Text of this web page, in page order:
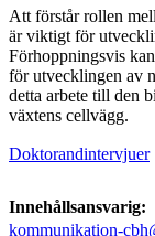
Att förstår rollen
är viktigt för
Förhoppningsvis
för utvecklingen av
detta arbete till den
växtens cellvägg.
Doktorandintervjuer
Innehållsansvarig:
kommunikation-